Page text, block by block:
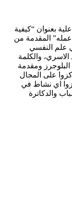
بعنوان “كيفية
عمله” المقدمة من
علم النفسي
والكلمة
البلوجرز ومقدمة
بموقع القاهرة 24: “ركزوا على المجال
اي نشاط في
والدكاترة